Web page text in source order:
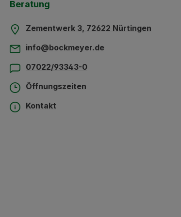
Beratung
Zementwerk 3, 72622 Nürtingen
info@bockmeyer.de
07022/93343-0
Öffnungszeiten
Kontakt